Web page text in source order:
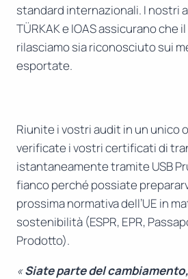
standard internazionali. I nostri
TÜRKAK e IOAS assicurano che
rilasciamo sia riconosciuto sui
esportate.
Riunite i vostri audit in un unico
verificate i vostri certificati di
istantaneamente tramite USB
fianco perché possiate
prossima normativa dell’UE in
sostenibilità (ESPR, EPR,
Prodotto).
«Siate parte del